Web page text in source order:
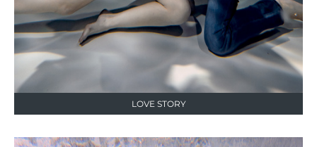
LOVE STORY